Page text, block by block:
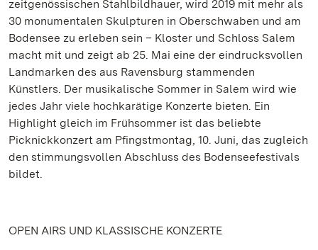
zeitgenössischen Stahlbildhauer, wird 2019 mit mehr als
30 monumentalen Skulpturen in Oberschwaben und am
Bodensee zu erleben sein – Kloster und Schloss Salem
macht mit und zeigt ab 25. Mai eine der eindrucksvollen
Landmarken des aus Ravensburg stammenden
Künstlers. Der musikalische Sommer in Salem wird wie
jedes Jahr viele hochkarätige Konzerte bieten. Ein
Highlight gleich im Frühsommer ist das beliebte
Picknickkonzert am Pfingstmontag, 10. Juni, das zugleich
den stimmungsvollen Abschluss des Bodenseefestivals
bildet.
OPEN AIRS UND KLASSISCHE KONZERTE